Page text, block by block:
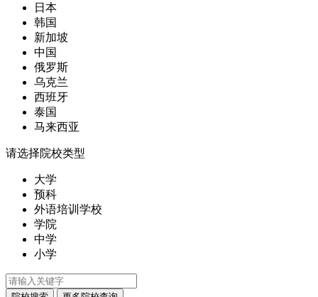
日本
韩国
新加坡
中国
俄罗斯
乌克兰
西班牙
泰国
马来西亚
请选择院校类型
大学
预科
外语培训学校
学院
中学
小学